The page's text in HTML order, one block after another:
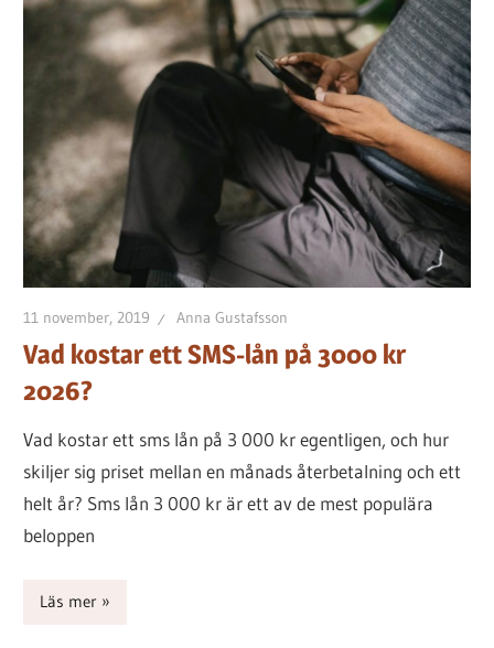
11 november, 2019 Anna Gustafsson
Vad kostar ett SMS-lån på 3000 kr
2026?
Vad kostar ett sms lån på 3 000 kr egentligen, och hur
skiljer sig priset mellan en månads återbetalning och ett
helt år? Sms lån 3 000 kr är ett av de mest populära
beloppen
Läs mer